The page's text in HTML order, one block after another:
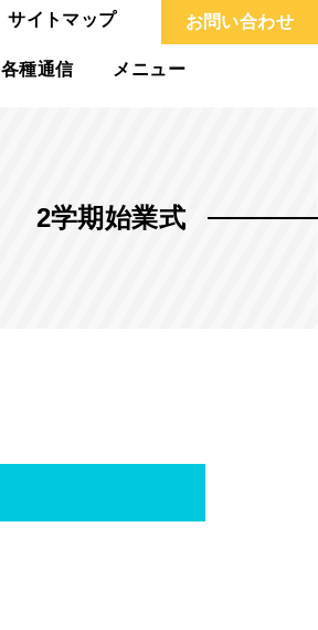
サイトマップ お問い合わせ
各種通信 メニュー
2学期始業式